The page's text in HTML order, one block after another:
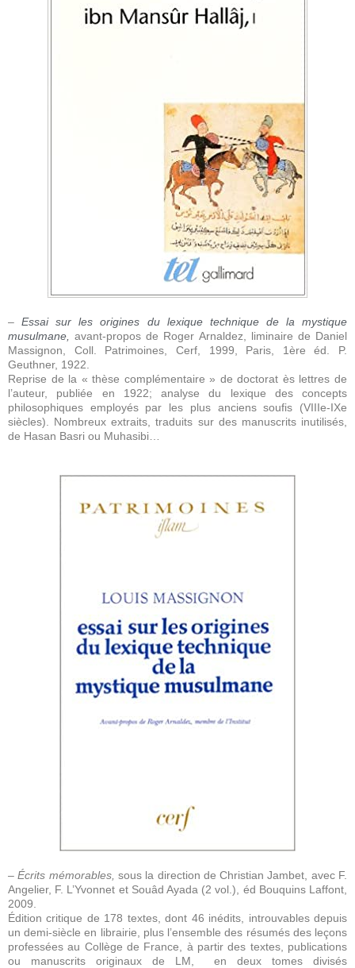
–Essai sur les origines du lexique technique de la mystique
musulmane,
avant-propos de Roger Arnaldez, liminaire de Daniel
Massignon, Coll. Patrimoines, Cerf, 1999, Paris, 1ère éd. P.
Geuthner, 1922.
Reprise de la « thèse complémentaire » de doctorat ès lettres de
l’auteur, publiée en 1922; analyse du lexique des concepts
philosophiques employés par les plus anciens soufis (VIIIe-IXe
siècles). Nombreux extraits, traduits sur des manuscrits inutilisés,
de Hasan Basri ou Muhasibi…
– Écrits mémorables, sous la direction de Christian Jambet, avec F.
Angelier, F. L’Yvonnet et Souâd Ayada (2 vol.), éd Bouquins Laffont,
2009.
Édition critique de 178 textes, dont 46 inédits, introuvables depuis
un demi-siècle en librairie, plus l’ensemble des résumés des leçons
professées au Collège de France, à partir des textes, publications
ou manuscrits originaux de LM, en deux tomes divisés